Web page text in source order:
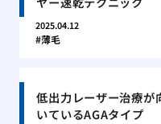
2025.04.12
薄毛
低出力レーザー治療が
いているAGAタイプ